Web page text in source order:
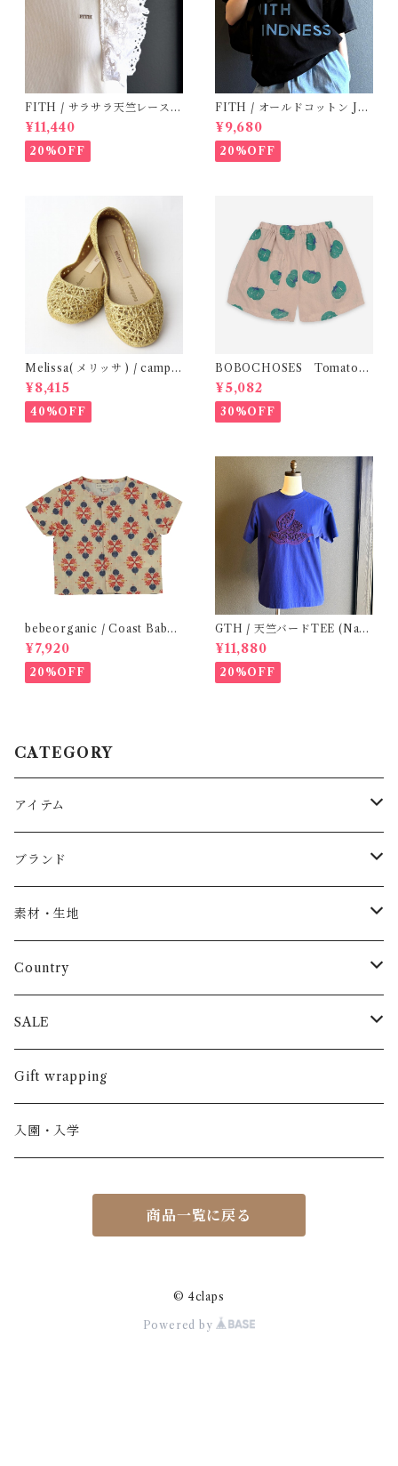
FITH / サラサラ天竺レースT
シャツ (White) / 145・155
¥11,440
20%OFF
FITH / オールドコットン JO
Y Tシャツ(Black) / Size 1・2
¥9,680
20%OFF
Melissa( メリッサ ) / campa
na ( Gold )36/38
¥8,415
40%OFF
BOBOCHOSES Tomatoes
All Over Woven Shorts
¥5,082
30%OFF
bebeorganic / Coast Baby
Shirt Under The Sea ( 24m)
¥7,920
20%OFF
GTH / 天竺バードTEE (Navy
BL) / Size２
¥11,880
20%OFF
CATEGORY
アイテム
Baby
トップス
長袖
半袖
パンツ
長ズボン
半ズボン
スカート
ワンピース
カーディガン / 羽織もの
ブランド
AS WE GROW
ARCH&LINE
BABE & TESS
BOBOCHOSES
BONHEUR DU JOUR
素材・生地
コットン 100%
リネン( 麻 )
ウール
アルパカ
Country
France / フランス
Italy / イタリア
NY / ニューヨーク
Spain / スペイン
SALE
男の子
女の子
くつ・帽子・Bag
Gift wrapping
入園・入学
商品一覧に戻る
© 4claps
Powered by